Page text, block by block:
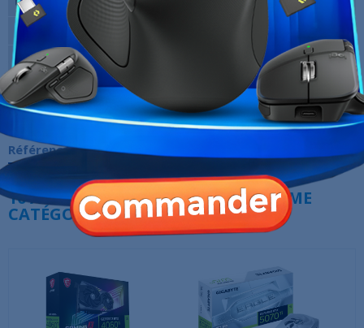
Quantité mémoire
Fréquence mémoire
Marque
Garantie
12 Mois
Références spécifiques
10 AUTRES PRODUITS DANS LA MÊME
CATÉGORIE :